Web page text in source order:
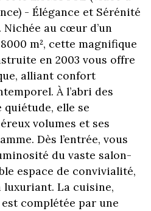
- Élégance et Sérénité
au cœur d’un
m², cette magnifique
en 2003 vous offre
alliant confort
À l’abri des
elle se
volumes et ses
Dès l’entrée, vous
du vaste salon-
espace de convivialité,
luxuriant. La cuisine,
complétée par une